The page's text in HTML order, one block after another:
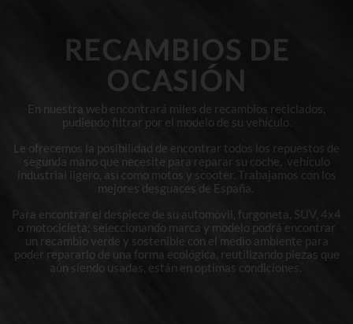
RECAMBIOS DE
OCASIÓN
En nuestra web encontrará miles de recambios reciclados,
pudiendo filtrar por el modelo de su vehículo.
Le ofrecemos la posibilidad de encontrar todos los repuestos de
segunda mano que necesite para reparar su coche, vehículo
industrial ligero, así como motos y scooter. Trabajamos con los
mejores desguaces de España.
Para encontrar el despiece de su automóvil, furgoneta, SUV, 4x4
o motocicleta; seleccionando marca y modelo podrá encontrar
un recambio verde y sostenible con el medio ambiente para
poder repararlo de una forma ecológica, reutilizando piezas que
aún siendo usadas, están en optimas condiciones.